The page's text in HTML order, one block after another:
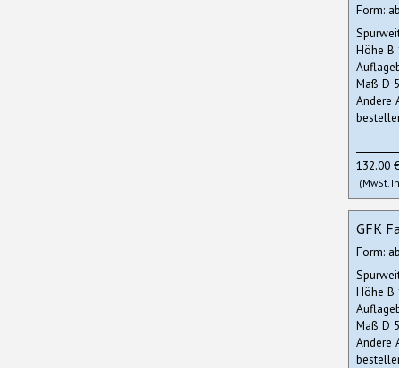
Form:
Höhe B
Maß D
Andere
132.00 €
(MwSt.
GFK
Form:
Höhe B
Maß D
Andere